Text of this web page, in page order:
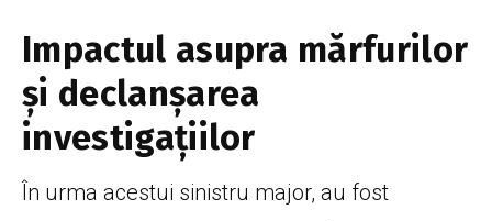
Impactul asupra mărfurilor
și declanșarea
investigațiilor
În urma acestui sinistru major, au fost